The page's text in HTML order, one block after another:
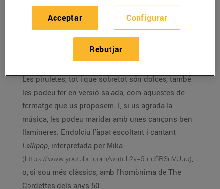
Piruletes de mil colors i
sabors
Les piruletes, tot i que sobretot són dolces, també
les podeu fer en versió salada, com aquestes de
formatge que us proposem. I, si us agrada la
música, les podeu maridar amb unes cançons ben
llamineres. Endolciu l'àpat escoltant i cantant
Lollipop
, interpretada per Mika
(https://www.youtube.com/watch?v=6md5RSnVUuo),
o, si sou més clàssics, amb l'homònima de The
Cordettes dels anys 50
Configurar
Rebutjar
Acceptar